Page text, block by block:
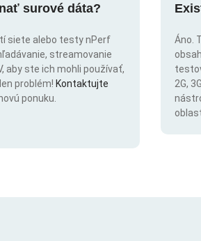
surové dáta?
siete alebo testy nPerf
streamovanie
aby ste ich mohli používať,
problém! Kontaktujte
ponuku.
Áno.
2G,